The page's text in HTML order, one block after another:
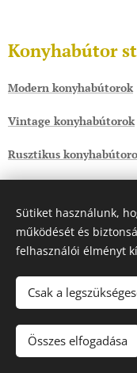
Konyhabútor
Modern konyhabútorok
Vintage konyhabútorok
Rusztikus
Kövess minket!
Sütiket használunk,
működését és
felhasználói élményt
Csak a
Összes elfogadása